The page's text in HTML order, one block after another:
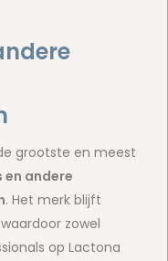
grootste en meest
en andere
. Het merk blijft
zowel
op Lactona